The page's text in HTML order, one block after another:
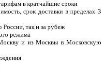
в кратчайшие сроки
срок доставки в пределах 3
России, так и за рубеж
режима
и из Москвы в Московскую